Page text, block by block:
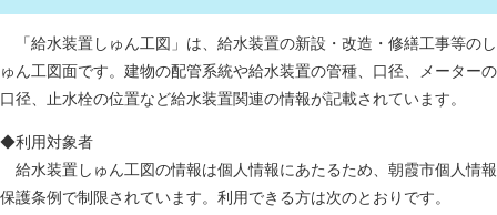
「給水装置しゅん工図」は、給水装置の新設・改造・修繕工事等のし
ゅん工図面です。建物の配管系統や給水装置の管種、口径、メーターの
口径、止水栓の位置など給水装置関連の情報が記載されています。
◆利用対象者
給水装置しゅん工図の情報は個人情報にあたるため、朝霞市個人情報
保護条例で制限されています。利用できる方は次のとおりです。